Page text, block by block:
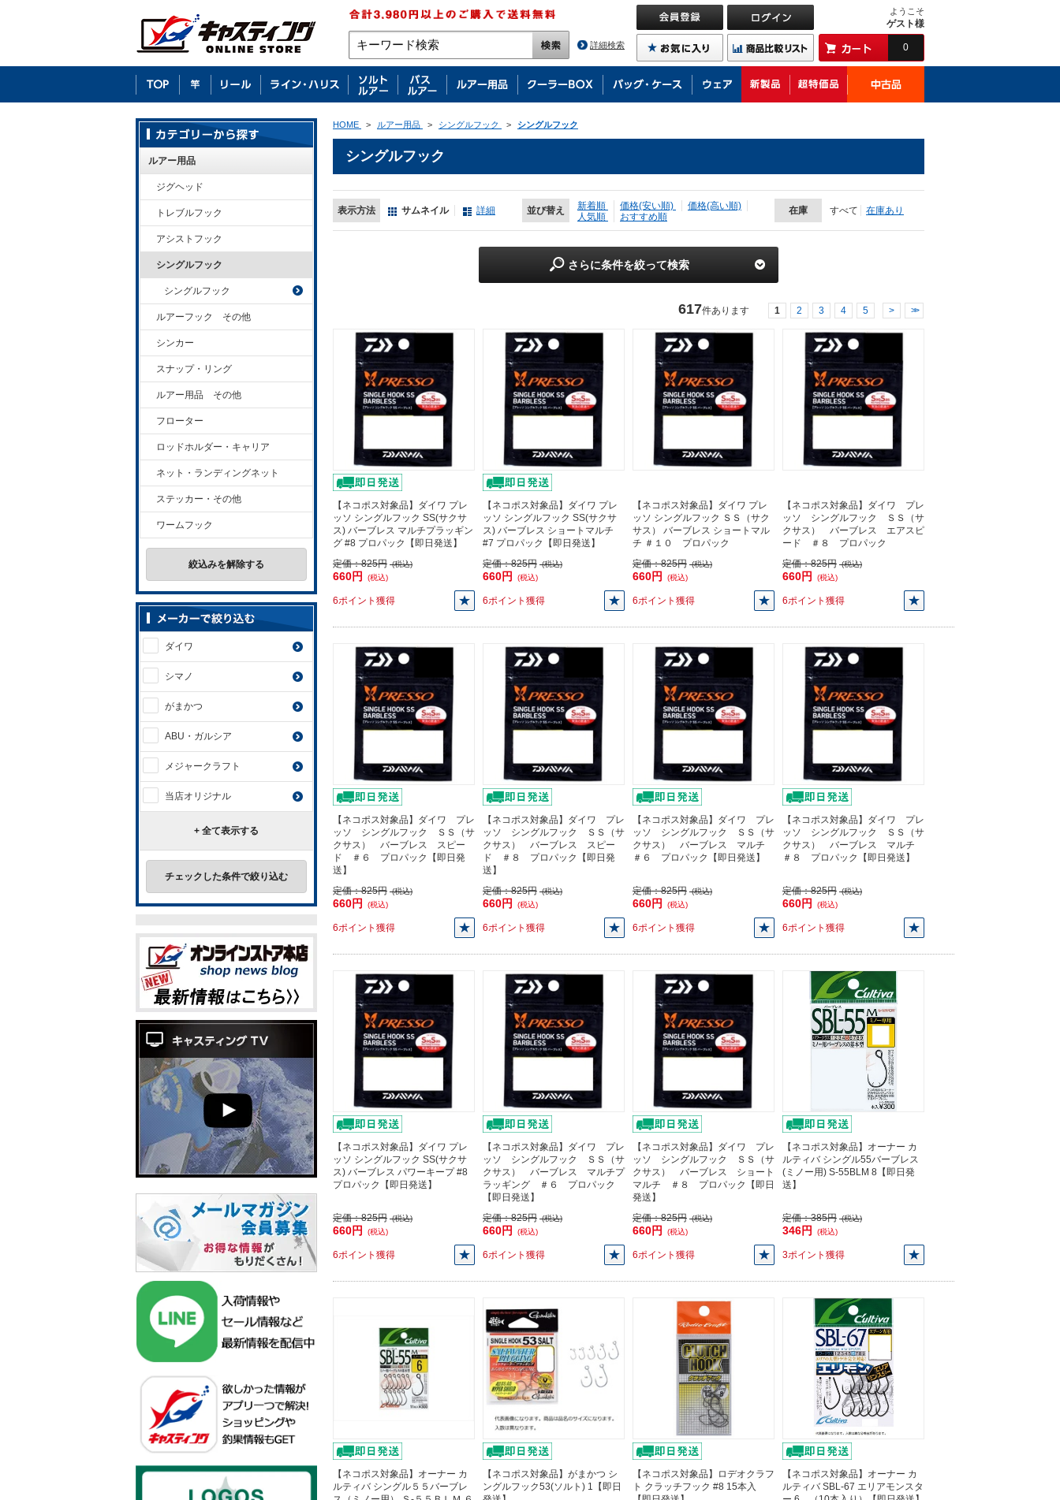
詳細検索
ようこそ
ゲスト様
0
HOME > ルアー用品 > シングルフック > シングルフック
シングルフック
表示方法 サムネイル 詳細 並び替え 新着順 価格(安い順)
価格(高い順)
人気順
おすすめ順
在庫 すべて 在庫あり
さらに条件を絞って検索
617件あります 1 2 3 4 5 > >>
【ネコポス対象品】ダイワ プレ
ッソ シングルフック SS(サクサ
ス) バーブレス マルチプラッギン
グ #8 プロパック【即日発送】
定価：825円 (税込)
660円 (税込)
6ポイント獲得
【ネコポス対象品】ダイワ プレ
ッソ シングルフック SS(サクサ
ス) バーブレス ショートマルチ
#7 プロパック【即日発送】
定価：825円 (税込)
660円 (税込)
6ポイント獲得
【ネコポス対象品】ダイワ プレ
ッソ シングルフック ＳＳ（サク
サス） バーブレス ショートマル
チ ＃１０ プロパック
定価：825円 (税込)
660円 (税込)
6ポイント獲得
【ネコポス対象品】ダイワ プレ
ッソ シングルフック ＳＳ（サ
クサス） バーブレス エアスピ
ード ＃８ プロパック
定価：825円 (税込)
660円 (税込)
6ポイント獲得
【ネコポス対象品】ダイワ プレ
ッソ シングルフック ＳＳ（サ
クサス） バーブレス スピー
ド ＃６ プロパック【即日発
送】
定価：825円 (税込)
660円 (税込)
6ポイント獲得
【ネコポス対象品】ダイワ プレ
ッソ シングルフック ＳＳ（サ
クサス） バーブレス スピー
ド ＃８ プロパック【即日発
送】
定価：825円 (税込)
660円 (税込)
6ポイント獲得
【ネコポス対象品】ダイワ プレ
ッソ シングルフック ＳＳ（サ
クサス） バーブレス マルチ
＃６ プロパック【即日発送】
定価：825円 (税込)
660円 (税込)
6ポイント獲得
【ネコポス対象品】ダイワ プレ
ッソ シングルフック ＳＳ（サ
クサス） バーブレス マルチ
＃８ プロパック【即日発送】
定価：825円 (税込)
660円 (税込)
6ポイント獲得
【ネコポス対象品】ダイワ プレ
ッソ シングルフック SS(サクサ
ス) バーブレス パワーキープ #8
プロパック【即日発送】
定価：825円 (税込)
660円 (税込)
6ポイント獲得
【ネコポス対象品】ダイワ プレ
ッソ シングルフック ＳＳ（サ
クサス） バーブレス マルチプ
ラッギング ＃６ プロパック
【即日発送】
定価：825円 (税込)
660円 (税込)
6ポイント獲得
【ネコポス対象品】ダイワ プレ
ッソ シングルフック ＳＳ（サ
クサス） バーブレス ショート
マルチ ＃８ プロパック【即日
発送】
定価：825円 (税込)
660円 (税込)
6ポイント獲得
【ネコポス対象品】オーナー カ
ルティバ シングル55バーブレス
(ミノー用) S-55BLM 8【即日発
送】
定価：385円 (税込)
346円 (税込)
3ポイント獲得
【ネコポス対象品】オーナー カ
ルティバ シングル５５バーブレ
【ネコポス対象品】がまかつ シ
ングルフック53(ソルト) 1【即日
【ネコポス対象品】ロデオクラフ
ト クラッチフック #8 15本入
【ネコポス対象品】オーナー カ
ルティバ SBL-67 エリアモンスタ
ルアー用品
ジグヘッド
トレブルフック
アシストフック
シングルフック
シングルフック
ルアーフック その他
シンカー
スナップ・リング
ルアー用品 その他
フローター
ロッドホルダー・キャリア
ネット・ランディングネット
ステッカー・その他
ワームフック
絞込みを解除する
ダイワ
シマノ
がまかつ
ABU・ガルシア
メジャークラフト
当店オリジナル
+ 全て表示する
チェックした条件で絞り込む